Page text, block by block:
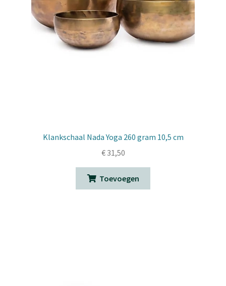
Klankschaal Nada Yoga 260 gram 10,5 cm
€31,50
Toevoegen